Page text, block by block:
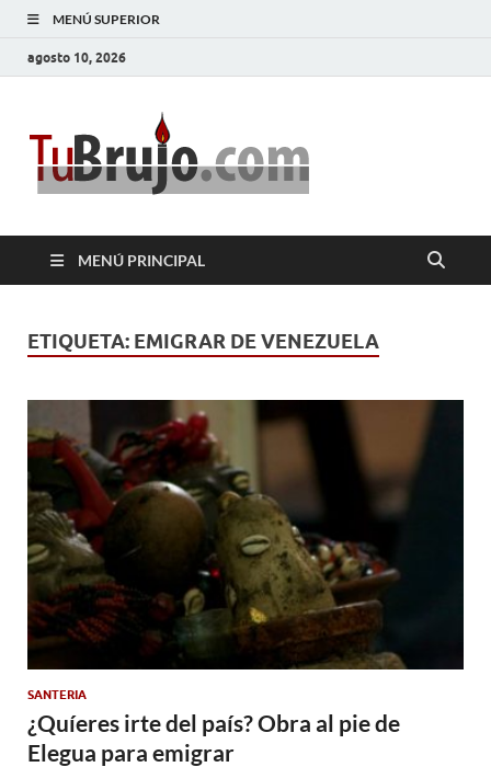
MENÚ SUPERIOR
agosto 10, 2026
MENÚ PRINCIPAL
ETIQUETA: EMIGRAR DE VENEZUELA
SANTERIA
¿Quíeres irte del país? Obra al pie de
Elegua para emigrar